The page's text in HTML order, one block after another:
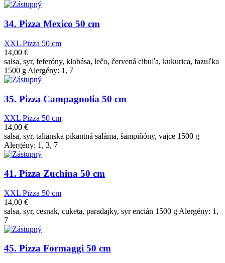
34. Pizza Mexico 50 cm
XXL Pizza 50 cm
14,00 €
salsa, syr, feferóny, klobása, lečo, červená cibuľa, kukurica, fazuľka
1500 g Alergény: 1, 7
35. Pizza Campagnolia 50 cm
XXL Pizza 50 cm
14,00 €
salsa, syr, talianska pikantná saláma, šampiňóny, vajce 1500 g
Alergény: 1, 3, 7
41. Pizza Zuchina 50 cm
XXL Pizza 50 cm
14,00 €
salsa, syr, cesnak, cuketa, paradajky, syr encián 1500 g Alergény: 1,
7
45. Pizza Formaggi 50 cm